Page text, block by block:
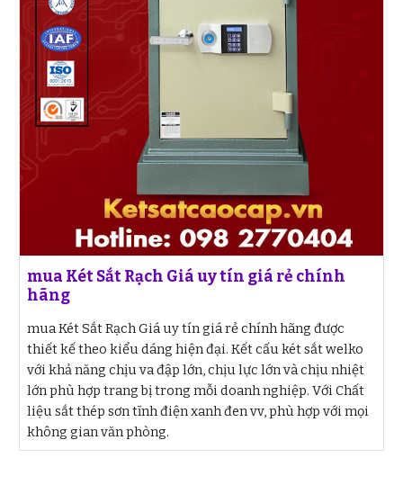
mua Két Sắt Rạch Giá uy tín giá rẻ chính
hãng
mua Két Sắt Rạch Giá uy tín giá rẻ chính hãng được
thiết kế theo kiểu dáng hiện đại. Kết cấu két sắt welko
với khả năng chịu va đập lớn, chịu lực lớn và chịu nhiệt
lớn phù hợp trang bị trong mỗi doanh nghiệp. Với Chất
liệu sắt thép sơn tĩnh điện xanh đen vv, phù hợp với mọi
không gian văn phòng.